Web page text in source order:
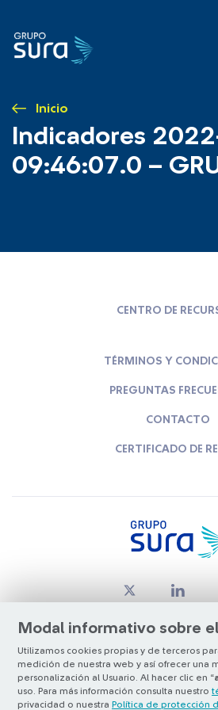
Inicio
Indicadores
09:46:07.0 –
Modal informativo sobre
Utilizamos cookies propias y de terceros
medición de nuestra web y así ofrecer una
personalización al Usuario. Al hacer clic en “
uso. Para más información consulta nuestro
privacidad o nuestra Política de protección
CENTRO DE
TÉRMINOS Y
PREGUNTAS
CONTACTO
CERTIFICADO DE
© Copyright Grupo